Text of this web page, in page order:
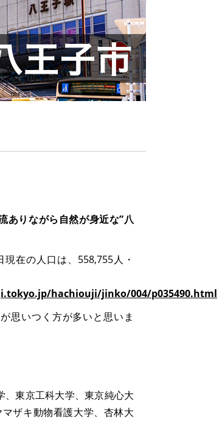
ありながら自然が身近な”八
在の人口は、558,755人・
hachiouji/jinko/004/p035490.html
思いつく方が多いと思いま
東京工科大学、東京純心大
ザキ動物看護大学、杏林大